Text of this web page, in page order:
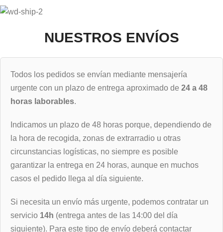
NUESTROS ENVÍOS
Todos los pedidos se envían mediante mensajería
urgente con un plazo de entrega aproximado de 24 a 48
horas laborables.
Indicamos un plazo de 48 horas porque, dependiendo de
la hora de recogida, zonas de extrarradio u otras
circunstancias logísticas, no siempre es posible
garantizar la entrega en 24 horas, aunque en muchos
casos el pedido llega al día siguiente.
Si necesita un envío más urgente, podemos contratar un
servicio 14h (entrega antes de las 14:00 del día
siguiente). Para este tipo de envío deberá contactar